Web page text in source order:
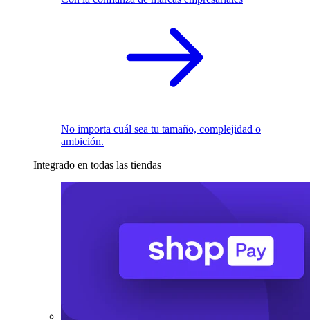
No importa cuál sea tu tamaño, complejidad o
ambición.
Integrado en todas las tiendas